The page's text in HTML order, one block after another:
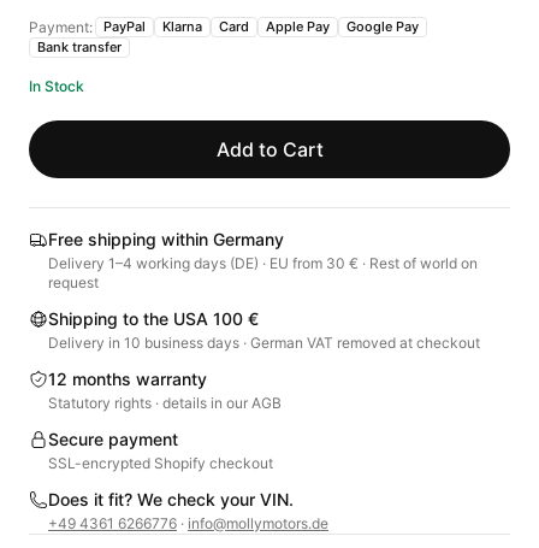
Payment: PayPal Klarna Card Apple Pay
Google Pay
Bank transfer
In Stock
Add to Cart
Free shipping within Germany
Delivery 1–4 working days (DE) · EU from 30 € · Rest of world on
request
Shipping to the USA 100 €
Delivery in 10 business days · German VAT removed at checkout
12 months warranty
Statutory rights · details in our AGB
Secure payment
SSL-encrypted Shopify checkout
Does it fit? We check your VIN.
+49 4361 6266776 · info@mollymotors.de